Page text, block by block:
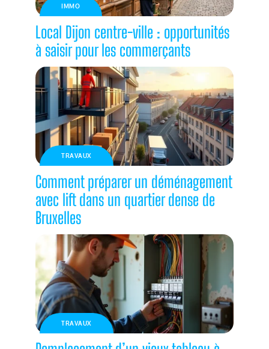
IMMO
Local Dijon centre-ville : opportunités
à saisir pour les commerçants
TRAVAUX
Comment préparer un déménagement
avec lift dans un quartier dense de
Bruxelles
TRAVAUX